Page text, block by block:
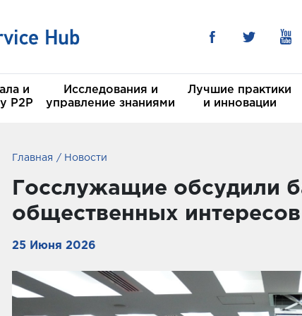
комитеты
и
P2P
Исследования и
управление знаниями
Лучшие практики
и инновации
Главная Новости
Госслужащие обсудили
общественных
25 Июня 2026